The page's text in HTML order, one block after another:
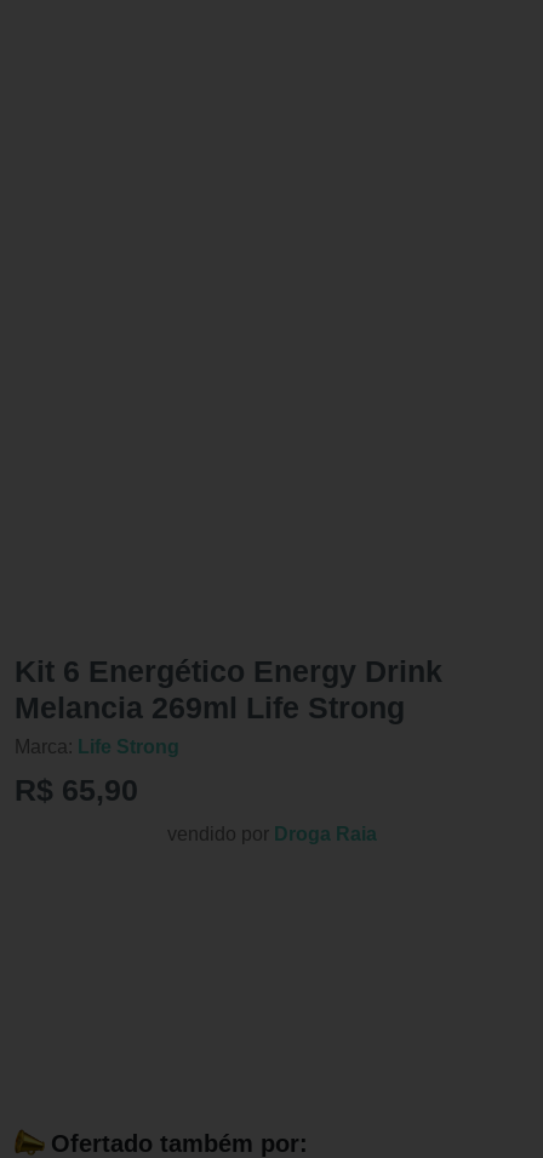
Kit 6 Energético Energy Drink
Melancia 269ml Life Strong
Marca: Life Strong
R$ 65,90
vendido por Droga Raia
Ofertado também por: